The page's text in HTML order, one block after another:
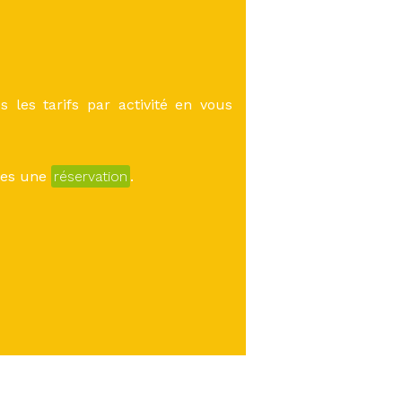
les tarifs par activité en vous
une réservation .